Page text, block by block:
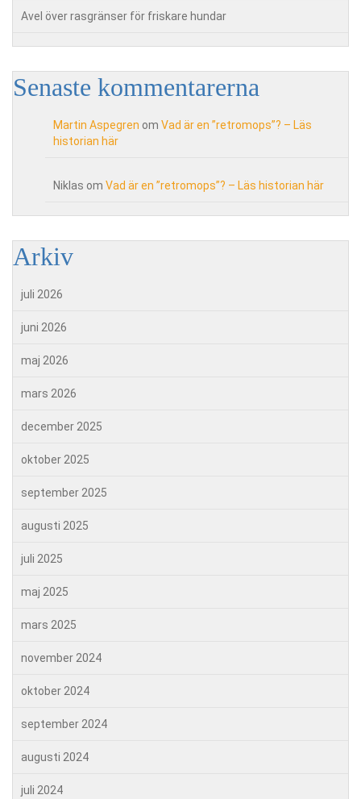
Avel över rasgränser för friskare hundar
Senaste kommentarerna
Martin Aspegren om Vad är en ”retromops”? – Läs
historian här
Niklas om Vad är en ”retromops”? – Läs historian här
Arkiv
juli 2026
juni 2026
maj 2026
mars 2026
december 2025
oktober 2025
september 2025
augusti 2025
juli 2025
maj 2025
mars 2025
november 2024
oktober 2024
september 2024
augusti 2024
juli 2024